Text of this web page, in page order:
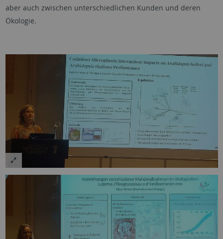
aber auch zwischen unterschiedlichen Kunden und deren
Ökologie.